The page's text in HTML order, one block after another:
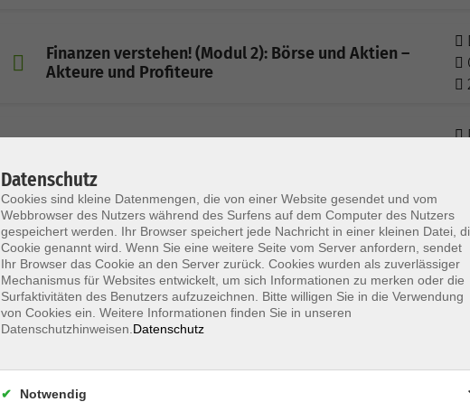
Finanzen verstehen! (Modul 2): Börse und Aktien –
Akteure und Profiteure
Einheit im Gespräch – Teil 2
Digitaler Euro, Stablecoin und Bitcoin – Chancen und
Risiken
Systeme, Software und Dienste
Vortrag
Datenschutz
Cookies sind kleine Datenmengen, die von einer Website gesendet und vom
Webbrowser des Nutzers während des Surfens auf dem Computer des Nutzers
gespeichert werden. Ihr Browser speichert jede Nachricht in einer kleinen Datei,
Cookie genannt wird. Wenn Sie eine weitere Seite vom Server anfordern, sendet
Ihr Browser das Cookie an den Server zurück. Cookies wurden als zuverlässiger
Mechanismus für Websites entwickelt, um sich Informationen zu merken oder die
Surfaktivitäten des Benutzers aufzuzeichnen. Bitte willigen Sie in die Verwendung
von Cookies ein. Weitere Informationen finden Sie in unseren
Datenschutzhinweisen. Datenschutz
Notwendig